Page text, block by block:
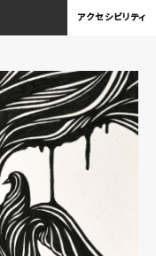
アクセシビリティ